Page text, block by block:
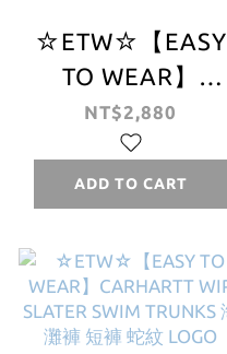
☆ETW☆【EASY
TO WEAR】
CARHARTT WIP
SLATER SWIM
TRUNKS 海灘褲
短褲 遺跡 仿舊
NT$2,880
ADD TO CART